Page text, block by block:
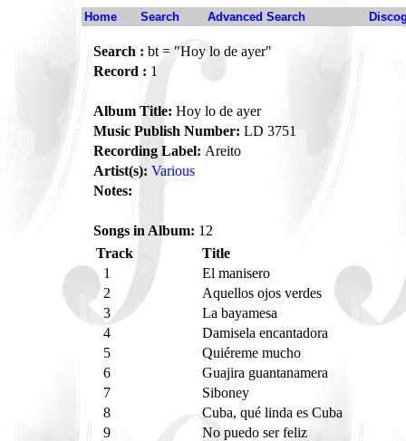
Home Search Advanced Search
Search : bt = "Hoy lo de ayer"
Record : 1
Album Title: Hoy lo de ayer
Music Publish Number: LD 3751
Recording Label: Areito
Artist(s): Various
Notes:
Songs in Album: 12
Track
Title
1
El manisero
2
Aquellos ojos verdes
3
La bayamesa
4
Damisela encantadora
5
Quiéreme mucho
6
Guajira guantanamera
7
Siboney
8
Cuba, qué linda es Cuba
9
No puedo ser feliz